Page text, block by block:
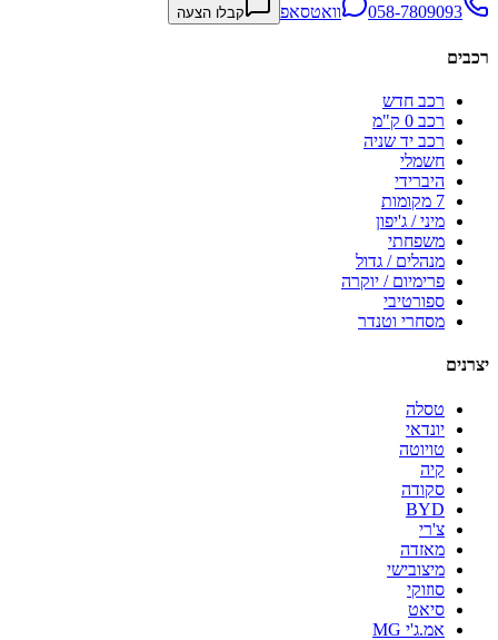
058-7809093 וואטסאפ קבלו הצעה
רכבים
רכב חדש
רכב 0 ק"מ
רכב יד שניה
חשמלי
היברידי
7 מקומות
מיני / ג'יפון
משפחתי
מנהלים / גדול
פרימיום / יוקרה
ספורטיבי
מסחרי וטנדר
יצרנים
טסלה
יונדאי
טויוטה
קיה
סקודה
BYD
צ'רי
מאזדה
מיצובישי
סוזוקי
סיאט
אמ.ג'י MG